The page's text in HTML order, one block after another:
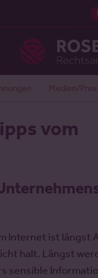
Medien/
vom
Internet ist längst
halt. Längst
sensible